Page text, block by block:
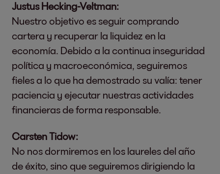
Justus Hecking-Veltman:
Nuestro objetivo es seguir comprando
cartera y recuperar la liquidez en la
economía. Debido a la continua inseguridad
política y macroeconómica, seguiremos
fieles a lo que ha demostrado su valía: tener
paciencia y ejecutar nuestras actividades
financieras de forma responsable.
Carsten Tidow:
No nos dormiremos en los laureles del año
de éxito, sino que seguiremos dirigiendo la